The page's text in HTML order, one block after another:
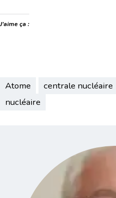
J’aime ça :
Atome centrale nucléaire
nucléaire